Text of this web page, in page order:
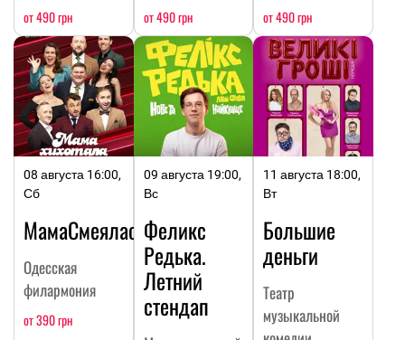
от 490 грн от 490 грн от 490 грн
08 августа 16:00,
Сб
МамаСмеялась
Одесская
филармония
от 390 грн
09 августа 19:00,
Вс
Феликс
Редька.
Летний
стендап
11 августа 18:00,
Вт
Большие
деньги
Театр
музыкальной